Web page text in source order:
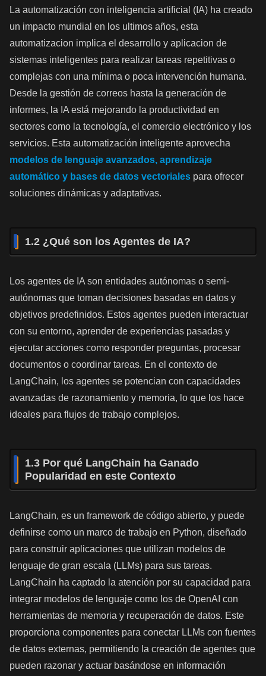
La automatización con inteligencia artificial (IA) ha creado
un impacto mundial en los ultimos años, esta
automatizacion implica el desarrollo y aplicacion de
sistemas inteligentes para realizar tareas repetitivas o
complejas con una mínima o poca intervención humana.
Desde la gestión de correos hasta la generación de
informes, la IA está mejorando la productividad en
sectores como la tecnología, el comercio electrónico y los
servicios. Esta automatización inteligente aprovecha
modelos de lenguaje avanzados, aprendizaje
automático y bases de datos vectoriales para ofrecer
soluciones dinámicas y adaptativas.
1.2 ¿Qué son los Agentes de IA?
Los agentes de IA son entidades autónomas o semi-
autónomas que toman decisiones basadas en datos y
objetivos predefinidos. Estos agentes pueden interactuar
con su entorno, aprender de experiencias pasadas y
ejecutar acciones como responder preguntas, procesar
documentos o coordinar tareas. En el contexto de
LangChain, los agentes se potencian con capacidades
avanzadas de razonamiento y memoria, lo que los hace
ideales para flujos de trabajo complejos.
1.3 Por qué LangChain ha Ganado
Popularidad en este Contexto
LangChain, es un framework de código abierto, y puede
definirse como un marco de trabajo en Python, diseñado
para construir aplicaciones que utilizan modelos de
lenguaje de gran escala (LLMs) para sus tareas.
LangChain ha captado la atención por su capacidad para
integrar modelos de lenguaje como los de OpenAI con
herramientas de memoria y recuperación de datos. Este
proporciona componentes para conectar LLMs con fuentes
de datos externas, permitiendo la creación de agentes que
pueden razonar y actuar basándose en información